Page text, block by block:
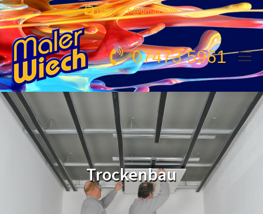
udowiech@gmail.com
07473 5961
Trockenbau